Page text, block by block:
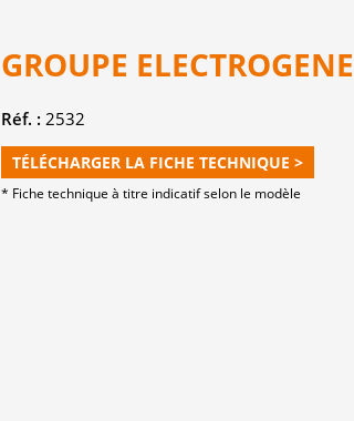
GROUPE
Réf. : 2532
TÉLÉCHARGER LA FICHE TECHNIQUE >
* Fiche technique à titre indicatif selon le modèle